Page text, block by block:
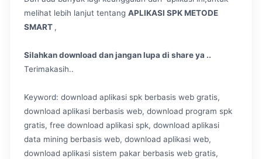
melihat lebih lanjut tentang APLIKASI SPK METODE
SMART ,
Silahkan download dan jangan lupa di share ya ..
Terimakasih..
Keyword: download aplikasi spk berbasis web gratis,
download aplikasi berbasis web, download program spk
gratis, free download aplikasi spk, download aplikasi
data mining berbasis web, download aplikasi web,
download aplikasi sistem pakar berbasis web gratis,